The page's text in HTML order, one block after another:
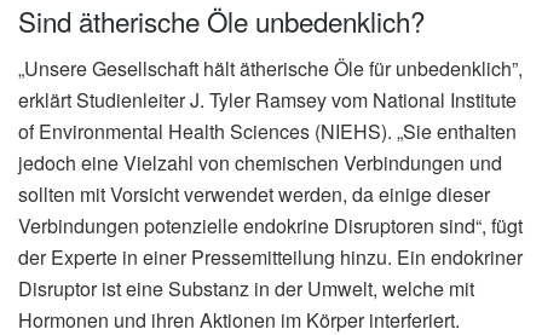
Sind ätherische Öle unbedenklich?
„Unsere Gesellschaft hält ätherische Öle für unbedenklich”,
erklärt Studienleiter J. Tyler Ramsey vom National Institute
of Environmental Health Sciences (NIEHS). „Sie enthalten
jedoch eine Vielzahl von chemischen Verbindungen und
sollten mit Vorsicht verwendet werden, da einige dieser
Verbindungen potenzielle endokrine Disruptoren sind“, fügt
der Experte in einer Pressemitteilung hinzu. Ein endokriner
Disruptor ist eine Substanz in der Umwelt, welche mit
Hormonen und ihren Aktionen im Körper interferiert.